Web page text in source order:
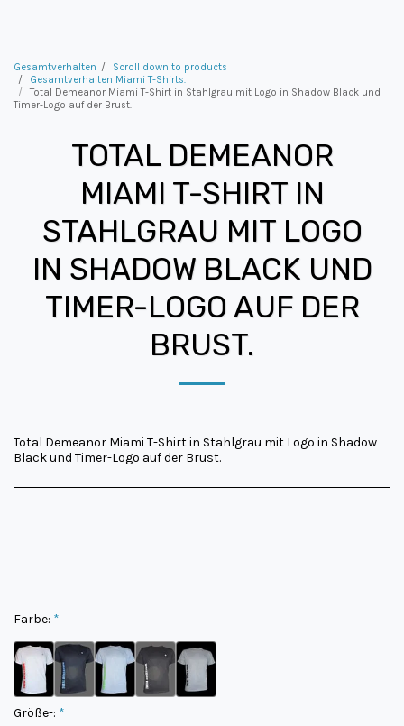
Gesamtverhalten
Scroll down to products
Gesamtverhalten Miami T-Shirts.
Total Demeanor Miami T-Shirt in Stahlgrau mit Logo in Shadow Black und
Timer-Logo auf der Brust.
TOTAL DEMEANOR
MIAMI T-SHIRT IN
STAHLGRAU MIT LOGO
IN SHADOW BLACK UND
TIMER-LOGO AUF DER
BRUST.
Total Demeanor Miami T-Shirt in Stahlgrau mit Logo in Shadow
Black und Timer-Logo auf der Brust.
Farbe: *
Größe-: *